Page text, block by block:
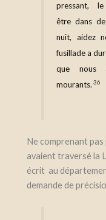
pressant, le
être dans
nuit, aidez
fusillade a
que nous
mourants. 36
Ne comprenant
avaient traversé la
écrit au
demande de